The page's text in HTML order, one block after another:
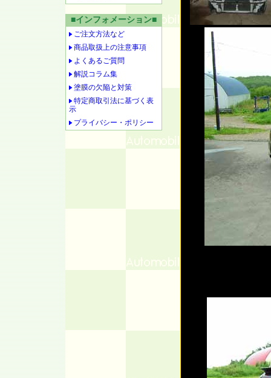
■インフォメーション■
ご注文方法など
商品取扱上の注意事項
よくあるご質問
解説コラム集
塗膜の欠陥と対策
特定商取引法に基づく表
示
プライバシー・ポリシー